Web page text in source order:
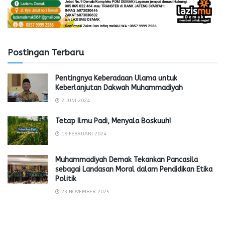
Postingan Terbaru
Pentingnya Keberadaan Ulama untuk
Keberlanjutan Dakwah Muhammadiyah
2 JUNI 2024
Tetap Ilmu Padi, Menyala Boskuuh!
19 FEBRUARI 2024
Muhammadiyah Demak Tekankan Pancasila
sebagai Landasan Moral dalam Pendidikan Etika
Politik
23 NOVEMBER 2025